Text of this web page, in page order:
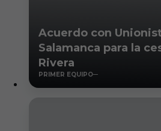
Acuerdo con
Salamanca para la
Rivera
PRIMER EQUIPO